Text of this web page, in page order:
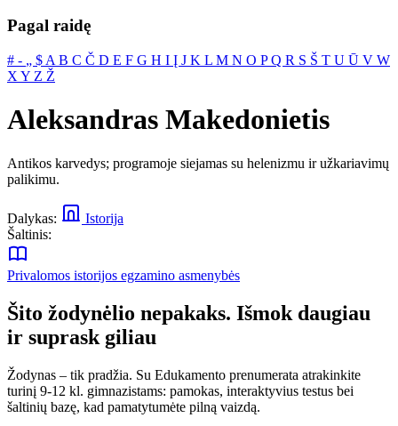
Pagal raidę
# ‐ „ $ A B C Č D E F G H I Į J K L M N O PQ R S Š T U Ū V W
X Y Z Ž
Aleksandras Makedonietis
Antikos karvedys; programoje siejamas su helenizmu ir užkariavimų
palikimu.
Dalykas:
Istorija
Šaltinis:
Privalomos istorijos egzamino asmenybės
Šito žodynėlio nepakaks. Išmok daugiau
ir suprask giliau
Žodynas – tik pradžia. Su Edukamento prenumerata atrakinkite
turinį 9-12 kl. gimnazistams: pamokas, interaktyvius testus bei
šaltinių bazę, kad pamatytumėte pilną vaizdą.